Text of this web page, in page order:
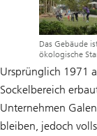
Das Gebäude
ökologische
Ursprünglich 1971
Sockelbereich
Unternehmen
bleiben, jedoch